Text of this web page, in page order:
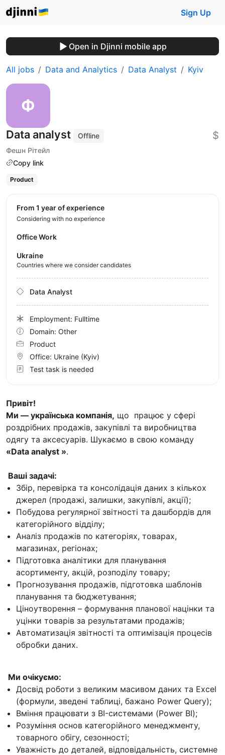
Sign Up
Open in Djinni mobile app
All jobs Data and Analytics Data Analyst Kyiv
Data analyst
Offline
Фешн Рітейл
Copy link
$
Product
Привіт!
Ми — українська компанія, що працює у сфері
роздрібних продажів, закупівлі та виробництва
одягу та аксесуарів. Шукаємо в свою команду
«Data analyst ».
Ваші задачі:
Збір, перевірка та консолідація даних з кількох
джерел (продажі, залишки, закупівлі, акції);
Побудова регулярної звітності та дашбордів для
категорійного відділу;
Аналіз продажів по категоріях, товарах,
магазинах, регіонах;
Підготовка аналітики для планування
асортименту, акцій, розподілу товару;
Прогнозування продажів, підготовка шаблонів
планування та бюджетування;
Ціноутворення – формування планової націнки та
уцінки товарів за результатами продажів;
Автоматизація звітності та оптимізація процесів
обробки даних.
Ми очікуємо:
Досвід роботи з великим масивом даних та Excel
(формули, зведені таблиці, бажано Power Query);
Вміння працювати з BI-системами (Power BI);
Розуміння основ категорійного менеджменту,
товарного обігу, сезонності;
Уважність до деталей, відповідальність, системне
from 1 year of experience
Considering with no experience
Office Work
Ukraine
Countries where we consider candidates
Data Analyst
Employment: Fulltime
Domain: Other
Product
Office: Ukraine (Kyiv)
Test task is needed